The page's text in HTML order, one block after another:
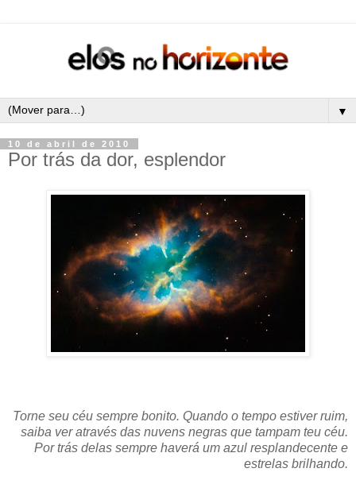
▼
10 de abril de 2010
Por trás da dor, esplendor
Torne seu céu sempre bonito. Quando o tempo estiver ruim,
saiba ver através das nuvens negras que tampam teu céu.
Por trás delas sempre haverá um azul resplandecente e
estrelas brilhando.